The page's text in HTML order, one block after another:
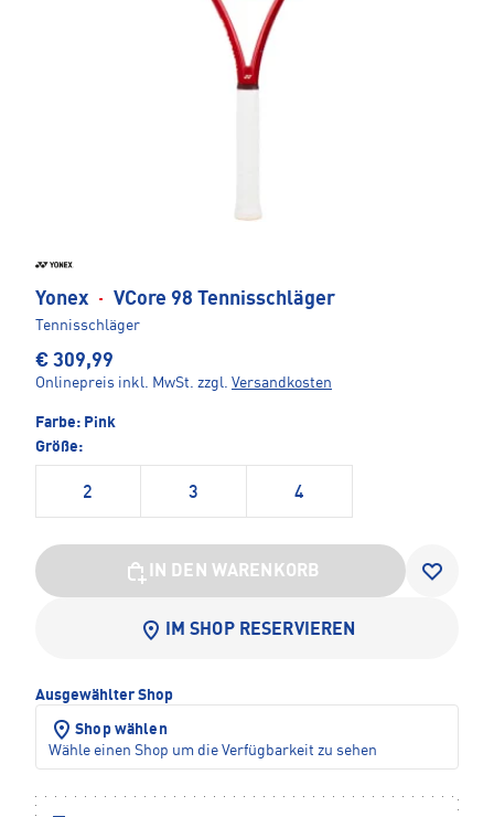
Yonex · VCore 98 Tennisschläger
Tennisschläger
€ 309,99
Onlinepreis inkl. MwSt. zzgl. Versandkosten
Farbe: Pink
Größe:
2 3 4
IN DEN WARENKORB
IM SHOP RESERVIEREN
Ausgewählter Shop
Shop wählen
Wähle einen Shop um die Verfügbarkeit zu sehen